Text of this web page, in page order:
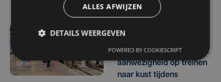
Federale politie versterkt
aanwezigheid op treinen
naar kust tijdens
ALLES AFWIJZEN
DETAILS WEERGEVEN
POWERED BY COOKIESCRIPT